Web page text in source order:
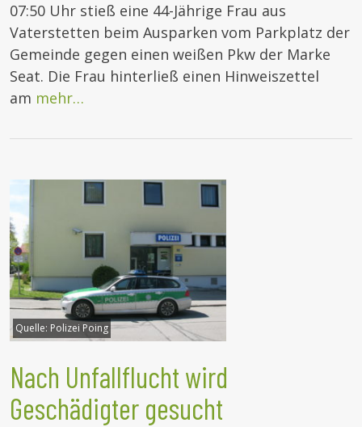
07:50 Uhr stieß eine 44-Jährige Frau aus
Vaterstetten beim Ausparken vom Parkplatz der
Gemeinde gegen einen weißen Pkw der Marke
Seat. Die Frau hinterließ einen Hinweiszettel
am mehr…
Quelle: Polizei Poing
Nach Unfallflucht wird
Geschädigter gesucht